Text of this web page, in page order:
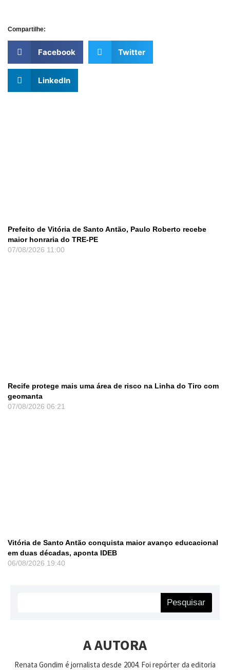
Compartilhe:
Facebook Twitter
LinkedIn
Prefeito de Vitória de Santo Antão, Paulo Roberto recebe
maior honraria do TRE-PE
07/08/2026 11:00
Recife protege mais uma área de risco na Linha do Tiro com
geomanta
07/08/2026 06:21
Vitória de Santo Antão conquista maior avanço educacional
em duas décadas, aponta IDEB
06/08/2026 19:40
Pesquisar
A AUTORA
Renata Gondim é jornalista desde 2004. Foi repórter da editoria